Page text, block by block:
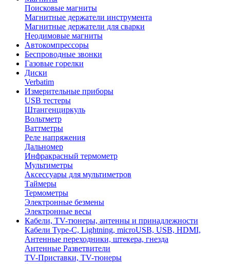
Поисковые магниты
Магнитные держатели инструмента
Магнитные держатели для сварки
Неодимовые магниты
Автокомпрессоры
Беспроводные звонки
Газовые горелки
Диски
Verbatim
Измерительные приборы
USB тестеры
Штангенциркуль
Вольтметр
Ваттметры
Реле напряжения
Дальномер
Инфракрасный термометр
Мультиметры
Аксессуары для мультиметров
Таймеры
Термометры
Электронные безмены
Электронные весы
Кабели, TV-тюнеры, антенны и принадлежности
Кабели Type-C, Lightning, microUSB, USB, HDMI,
Антенные переходники, штекера, гнезда
Антенные Разветвители
TV-Приставки, TV-тюнеры